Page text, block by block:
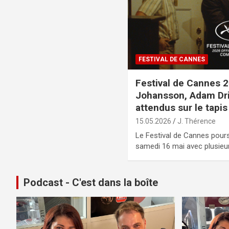
FESTIVAL DE CANNES
Festival de Cannes
Johansson, Adam
attendus sur le
15.05.2026 J. Thérence
Le Festival de Cannes
samedi 16 mai avec
Podcast - C'est dans la boîte